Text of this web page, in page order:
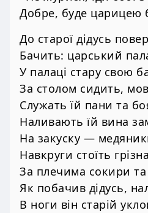
Добре, буде царицею
До старої дідусь
Бачить: царський
У палаці стару свою
За столом сидить,
Служать їй пани та
Наливають їй вина
На закуску —
Навкруги стоїть
За плечима сокири
Як побачив дідусь,
В ноги він старій